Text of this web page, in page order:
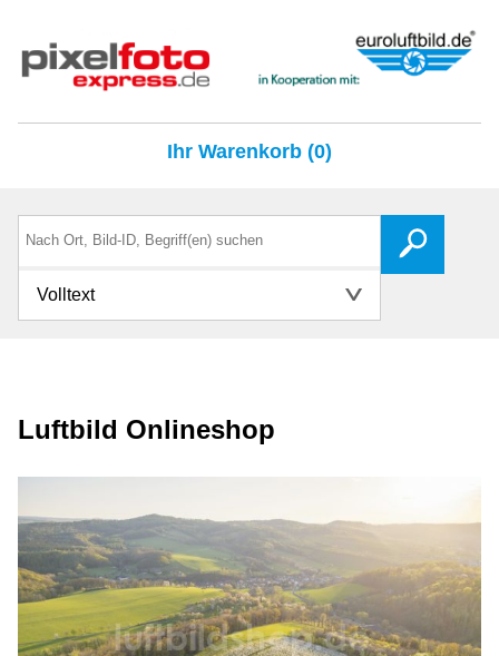
Ihr Warenkorb (0)
Volltext
Luftbild Onlineshop